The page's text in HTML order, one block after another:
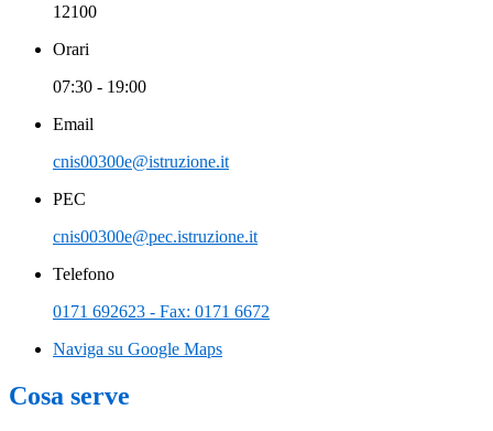
12100
Orari
07:30 - 19:00
Email
cnis00300e@istruzione.it
PEC
cnis00300e@pec.istruzione.it
Telefono
0171 692623 - Fax: 0171 6672
Naviga su Google Maps
Cosa serve